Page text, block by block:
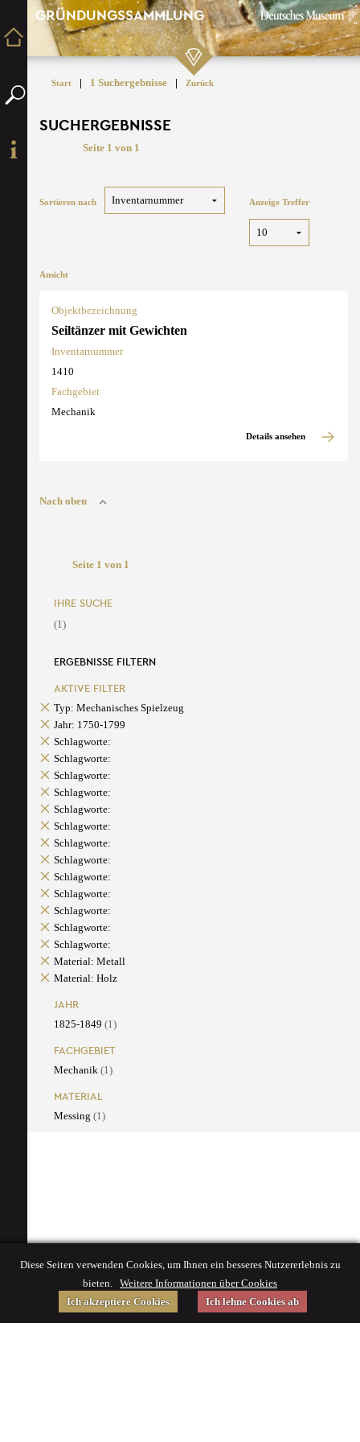
GRÜNDUNGSSAMMLUNG
Start | 1 Suchergebnisse | Zurück
SUCHERGEBNISSE
Seite 1 von 1
Sortieren nach Anzeige Treffer
Ansicht
Objektbezeichnung
Seiltänzer mit Gewichten
Inventarnummer
1410
Fachgebiet
Mechanik
Details ansehen
Nach oben
Seite 1 von 1
IHRE SUCHE
(1)
ERGEBNISSE FILTERN
AKTIVE FILTER
Typ: Mechanisches Spielzeug
Jahr: 1750-1799
Schlagworte:
Schlagworte:
Schlagworte:
Schlagworte:
Schlagworte:
Schlagworte:
Schlagworte:
Schlagworte:
Schlagworte:
Schlagworte:
Schlagworte:
Schlagworte:
Schlagworte:
Material: Metall
Material: Holz
JAHR
1825-1849 (1)
FACHGEBIET
Mechanik (1)
MATERIAL
Messing (1)
Diese Seiten verwenden Cookies, um Ihnen ein besseres Nutzererlebnis zu
bieten. Weitere Informationen über Cookies
Ich akzeptiere Cookies
Ich lehne Cookies ab